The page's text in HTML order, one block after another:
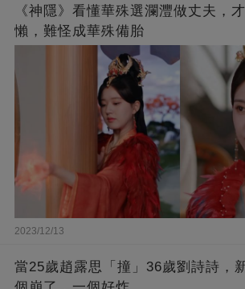
《神隱》看懂華殊選瀾灃做丈夫，
懶，難怪成華殊備胎
2023/12/13
當25歲趙露思「撞」36歲劉詩詩，